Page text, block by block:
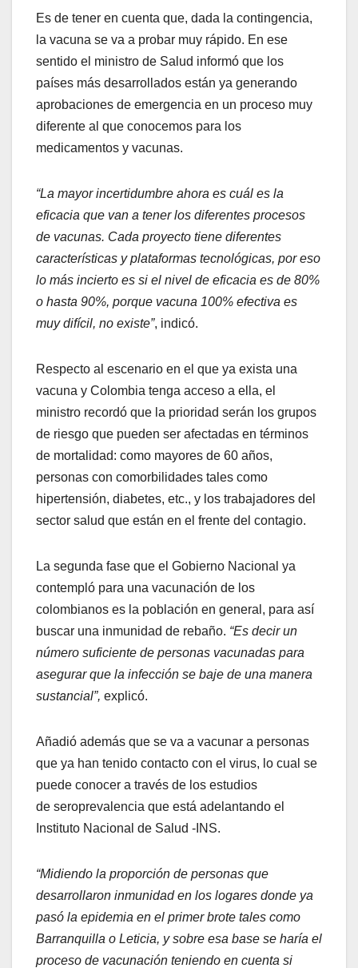
Es de tener en cuenta que, dada la contingencia,
la vacuna se va a probar muy rápido. En ese
sentido el ministro de Salud informó que los
países más desarrollados están ya generando
aprobaciones de emergencia en un proceso muy
diferente al que conocemos para los
medicamentos y vacunas.
“La mayor incertidumbre ahora es cuál es la
eficacia que van a tener los diferentes procesos
de vacunas. Cada proyecto tiene diferentes
características y plataformas tecnológicas, por eso
lo más incierto es si el nivel de eficacia es de 80%
o hasta 90%, porque vacuna 100% efectiva es
muy difícil, no existe”, indicó.
Respecto al escenario en el que ya exista una
vacuna y Colombia tenga acceso a ella, el
ministro recordó que la prioridad serán los grupos
de riesgo que pueden ser afectadas en términos
de mortalidad: como mayores de 60 años,
personas con comorbilidades tales como
hipertensión, diabetes, etc., y los trabajadores del
sector salud que están en el frente del contagio.
La segunda fase que el Gobierno Nacional ya
contempló para una vacunación de los
colombianos es la población en general, para así
buscar una inmunidad de rebaño. “Es decir un
número suficiente de personas vacunadas para
asegurar que la infección se baje de una manera
sustancial”, explicó.
Añadió además que se va a vacunar a personas
que ya han tenido contacto con el virus, lo cual se
puede conocer a través de los estudios
de seroprevalencia que está adelantando el
Instituto Nacional de Salud -INS.
“Midiendo la proporción de personas que
desarrollaron inmunidad en los logares donde ya
pasó la epidemia en el primer brote tales como
Barranquilla o Leticia, y sobre esa base se haría el
proceso de vacunación teniendo en cuenta si